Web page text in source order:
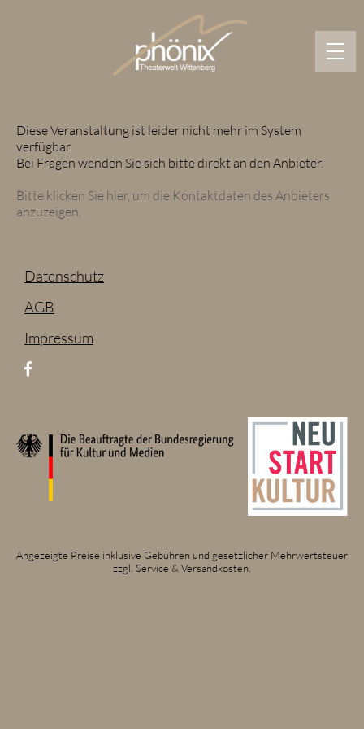
Diese Veranstaltung ist leider nicht mehr im System
verfügbar.
Bei Fragen wenden Sie sich bitte direkt an den Anbieter.
Bitte klicken Sie hier, um die Kontaktdaten des Anbieters
anzuzeigen.
Datenschutz
AGB
Impressum
Angezeigte Preise inklusive Gebühren und gesetzlicher Mehrwertsteuer
zzgl. Service & Versandkosten.